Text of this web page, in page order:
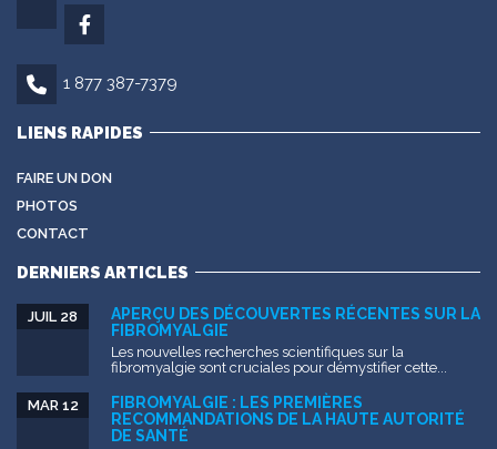
1 877 387-7379
LIENS RAPIDES
FAIRE UN DON
PHOTOS
CONTACT
DERNIERS ARTICLES
APERÇU DES DÉCOUVERTES RÉCENTES SUR LA
FIBROMYALGIE
JUIL 28
Les nouvelles recherches scientifiques sur la
fibromyalgie sont cruciales pour démystifier cette...
FIBROMYALGIE : LES PREMIÈRES
RECOMMANDATIONS DE LA HAUTE AUTORITÉ
DE SANTÉ
MAR 12